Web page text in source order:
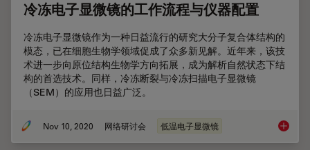
冷冻电子显微镜的工作流程与仪器配置
冷冻电子显微镜作为一种日益流行的研究大分子复合体结构的
模态，已在细胞生物学领域促成了众多新见解。近年来，该技
术进一步向原位结构生物学方向拓展，成为解析自然状态下结
构的首选技术。同样，冷冻断裂与冷冻扫描电子显微镜
（SEM）的应用也日益广泛。
Nov 10, 2020 网络研讨会 低温电子显微镜 冷冻电